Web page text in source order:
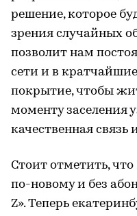
решение, которое
зрения случайных
позволит нам
сети и в
покрытие, чтобы
моменту заселения
качественная
Стоит отметить,
по-новому и без
Z». Теперь